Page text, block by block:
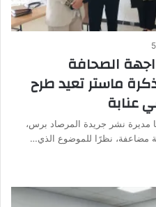
الصحافة
ماستر تعيد طرح
عنابة
مديرة نشر جريدة المرصاد برس،
مضاعفة، نظرًا للموضوع الذي…